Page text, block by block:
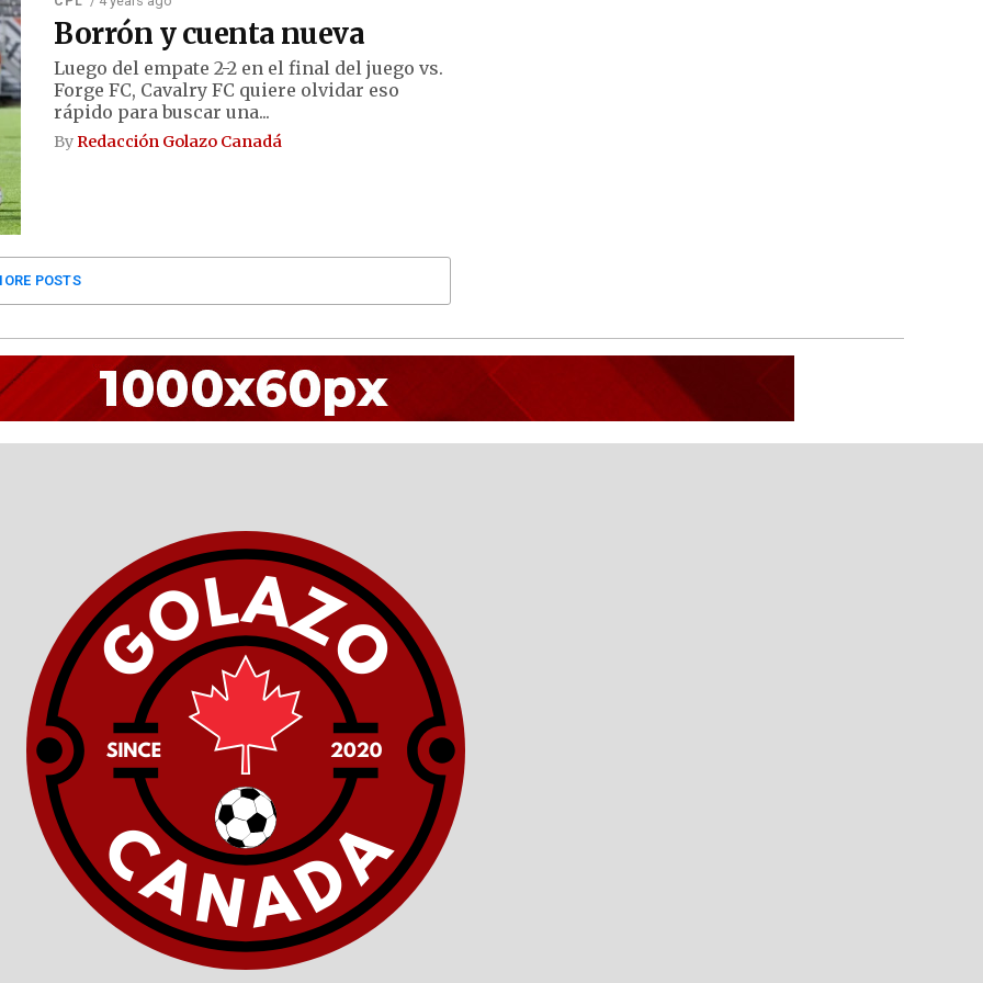
Borrón y cuenta nueva
Luego del empate 2-2 en el final del juego vs.
Forge FC, Cavalry FC quiere olvidar eso
rápido para buscar una...
ByRedacción Golazo Canadá
POSTS